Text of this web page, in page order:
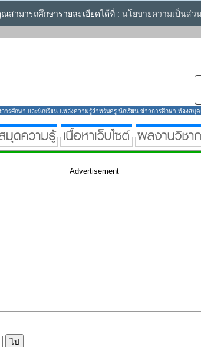
ามารถศึกษารายละเอียดได้ที่ : นโยบายความเป็นส่ว
ารศึกษา และนักเรียน แหล่งความรู้สำหรับครู นักเรียน ข่าวการศึกษา ห้องสมุ
Advertisement